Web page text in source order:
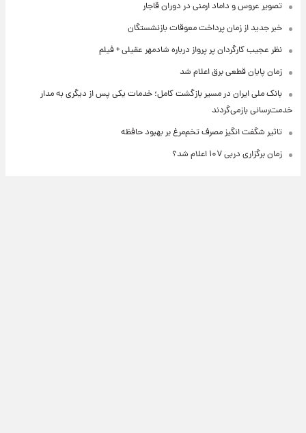
تصویر عروس و داماد ارمنی در دوران قاجار
خبر جدید از زمان پرداخت معوقات بازنشستگان
نظر عجیب کارگردان پر پرواز درباره شادمهر عقیلی + فیلم
زمان پایان قطعی برق اعلام شد
بانک ملی ایران در مسیر بازگشت کامل؛ خدمات یکی پس از دیگری به مدار
خدمت‌رسانی بازمی‌گردند
تاثیر شگفت انگیز مصرف تخم‌مرغ بر بهبود حافظه
زمان برگزاری دربی ۱۰۷ اعلام شد؟